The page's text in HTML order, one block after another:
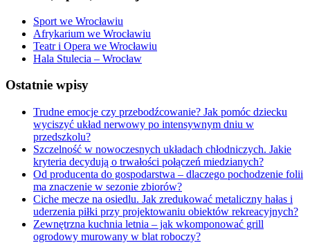
Sport we Wrocławiu
Afrykarium we Wrocławiu
Teatr i Opera we Wrocławiu
Hala Stulecia – Wrocław
Ostatnie wpisy
Trudne emocje czy przebodźcowanie? Jak pomóc dziecku
wyciszyć układ nerwowy po intensywnym dniu w
przedszkolu?
Szczelność w nowoczesnych układach chłodniczych. Jakie
kryteria decydują o trwałości połączeń miedzianych?
Od producenta do gospodarstwa – dlaczego pochodzenie folii
ma znaczenie w sezonie zbiorów?
Ciche mecze na osiedlu. Jak zredukować metaliczny hałas i
uderzenia piłki przy projektowaniu obiektów rekreacyjnych?
Zewnętrzna kuchnia letnia – jak wkomponować grill
ogrodowy murowany w blat roboczy?